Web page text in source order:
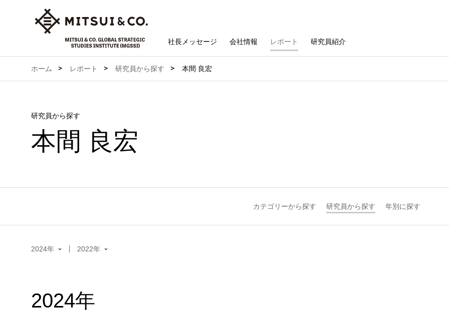
社長メッセージ 会社情報 レポート 研究員紹介
ホーム レポート 研究員から探す 本間 良宏
研究員から探す
本間 良宏
カテゴリーから探す 研究員から探す 年別に探す
2024年 2022年
2024年